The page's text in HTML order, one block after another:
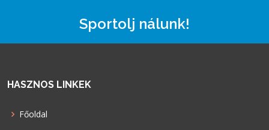
Sportolj nálunk!
HASZNOS LINKEK
Főoldal